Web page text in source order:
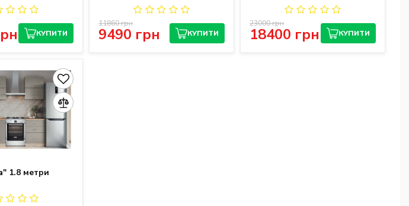
КУПИТИ
9490 грн
11860 грн
КУПИТИ
18400 грн
23000 грн
КУПИТИ
1.8 метри